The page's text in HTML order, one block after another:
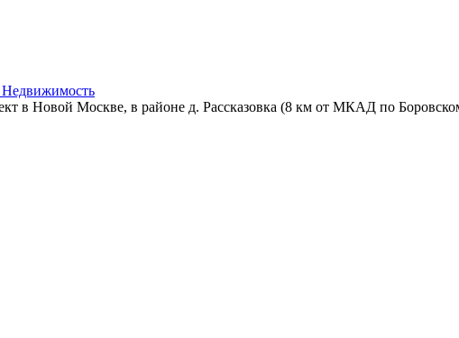
в Новой Москве, в районе д. Рассказовка (8 км от МКАД по